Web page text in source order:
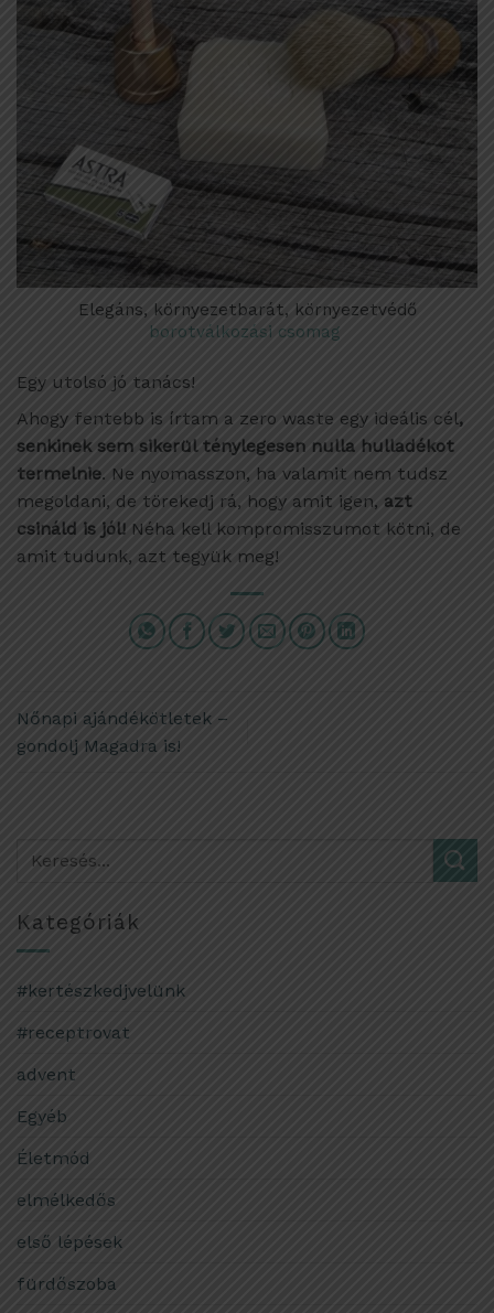
Elegáns, környezetbarát, környezetvédő
borotválkozási csomag
Egy utolsó jó tanács!
Ahogy fentebb is írtam a zero waste egy ideális cél,
senkinek sem sikerül ténylegesen nulla hulladékot
termelnie. Ne nyomasszon, ha valamit nem tudsz
megoldani, de törekedj rá, hogy amit igen, azt
csináld is jól! Néha kell kompromisszumot kötni, de
amit tudunk, azt tegyük meg!
Nőnapi ajándékötletek –
gondolj Magadra is!
Kategóriák
#kertészkedjvelünk
#receptrovat
advent
Egyéb
Életmód
elmélkedős
első lépések
fürdőszoba